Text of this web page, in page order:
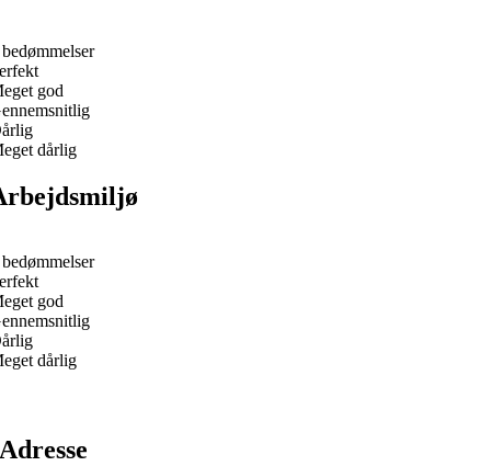
god
dårlig
god
dårlig
Adresse